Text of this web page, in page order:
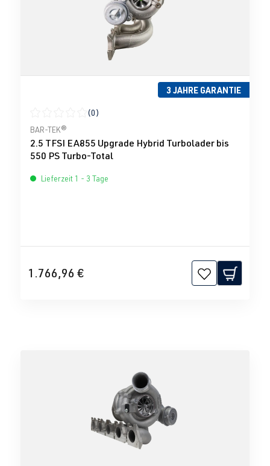
3 JAHRE GARANTIE
Durchschnittliche Bewertung von 0 von 5 Sternen
(0)
BAR-TEK®
2.5 TFSI EA855 Upgrade Hybrid Turbolader bis
550 PS Turbo-Total
Lieferzeit 1 - 3 Tage
1.766,96 €